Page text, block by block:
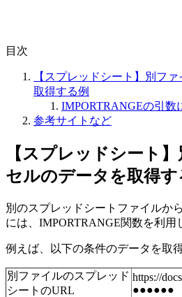
目次
【スプレッドシート】別フ
取得する例
IMPORTRANGEの引数
参考サイトなど
【スプレッドシート
セルのデータを取得す
別のスプレッドシートファイルか
には、IMPORTRANGE関数を利用
例えば、以下の条件のデータを取
別ファイルのスプレッド
シートのURL
https://
●●●●●●